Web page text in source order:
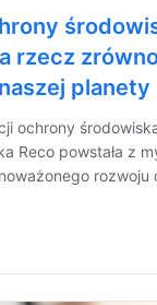
rzecz
planety
ochrony
Reco powstała z
rozwoju